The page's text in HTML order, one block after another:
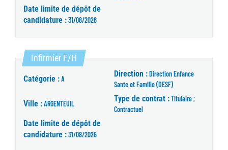
Date limite de dépôt de
candidature :31/08/2026
Infirmier F/H (Nouvelle fenêtre)
Catégorie :A
Direction :Direction Enfance
Sante et Famille (DESF)
Ville :ARGENTEUIL
Type de contrat :Titulaire ;
Contractuel
Date limite de dépôt de
candidature :31/08/2026